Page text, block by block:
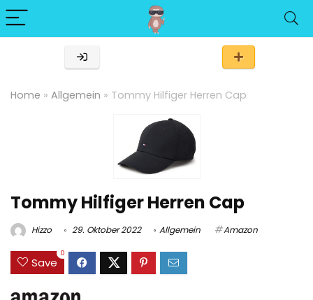
Home » Allgemein » Tommy Hilfiger Herren Cap
Tommy Hilfiger Herren Cap
Hizzo 29. Oktober 2022 Allgemein Amazon
Save
0